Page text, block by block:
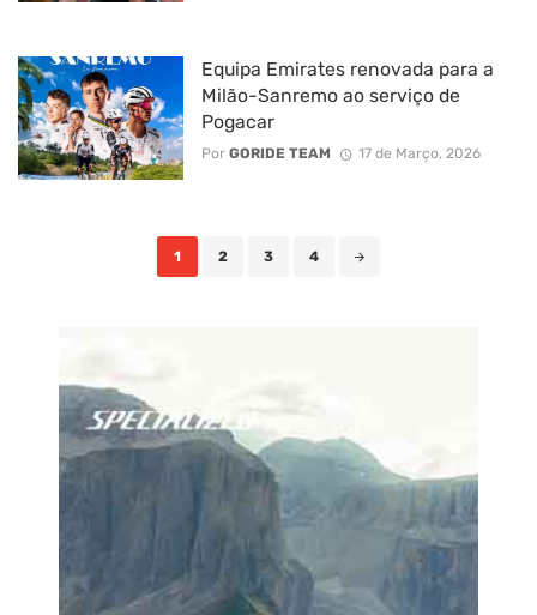
Equipa Emirates renovada para a
Milão-Sanremo ao serviço de
Pogacar
Por GORIDE TEAM 17 de Março, 2026
1 2 3 4